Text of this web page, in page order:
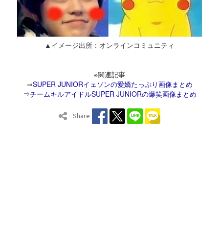
▲イメージ出所：オンラインコミュニティ
※関連記事
⇒SUPER JUNIORイェソンの愛嬌たっぷり画像まとめ
⇒チームキルアイドルSUPER JUNIORの爆笑画像まとめ
Share